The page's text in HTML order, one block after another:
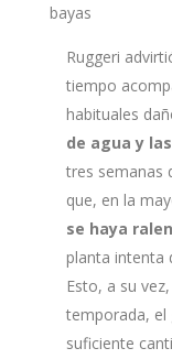
bayas
Ruggeri
tiempo
habituales
de agua y
tres semanas
que, en la
se haya
planta intenta
Esto, a su
temporada, el
suficiente